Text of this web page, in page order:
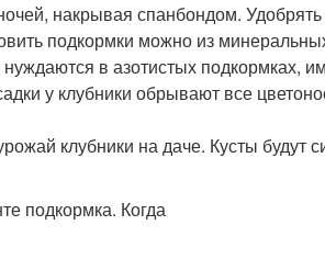
накрывая спанбондом. Удобрять
подкормки можно из
в азотистых подкормках,
у клубники обрывают все
клубники на даче. Кусты будут